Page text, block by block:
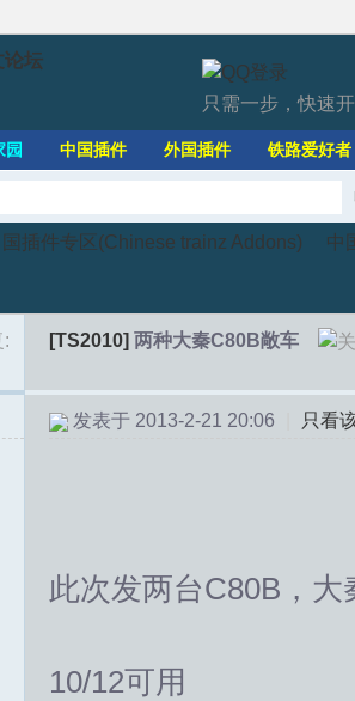
只需一步，快速
园 中国插件 外国插件 铁路爱好者
插件专区(Chinese trainz Addons) 中
:
[TS2010] 两种大秦C80B敞车
发表于 2013-2-21 20:06 只看
此次发两台C80B，
10/12可用